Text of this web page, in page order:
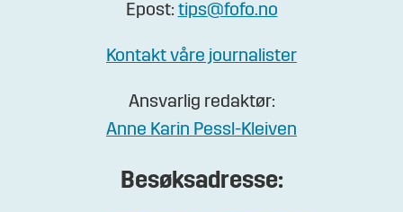
Epost: tips@fofo.no
Kontakt våre journalister
Ansvarlig redaktør:
Anne Karin Pessl-Kleiven
Besøksadresse: